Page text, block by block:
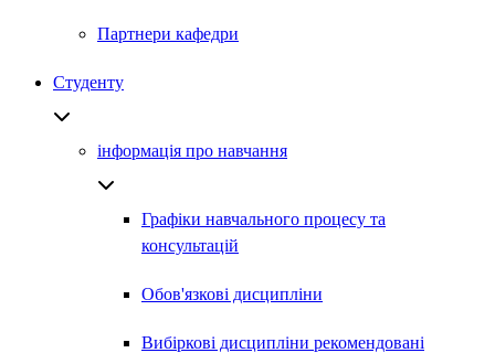
Партнери кафедри
Студенту
інформація про навчання
Графіки навчального процесу та
консультацій
Обов'язкові дисципліни
Вибіркові дисципліни рекомендовані